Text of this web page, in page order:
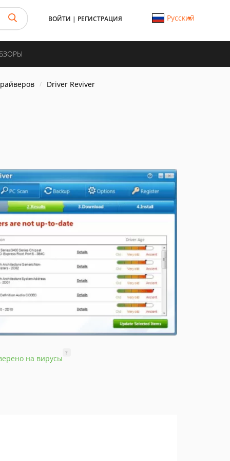
ВОЙТИ | РЕГИСТРАЦИЯ Русский
Driver Reviver
на вирусы
?